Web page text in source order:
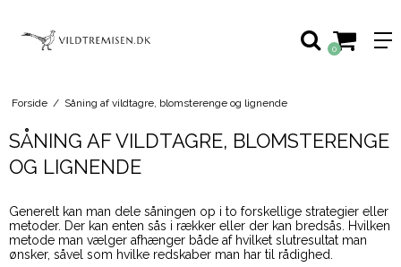
0
Forside / Såning af vildtagre, blomsterenge og lignende
SÅNING AF VILDTAGRE, BLOMSTERENGE
OG LIGNENDE
Generelt kan man dele såningen op i to forskellige strategier eller
metoder. Der kan enten sås i rækker eller der kan bredsås. Hvilken
metode man vælger afhænger både af hvilket slutresultat man
ønsker, såvel som hvilke redskaber man har til rådighed.